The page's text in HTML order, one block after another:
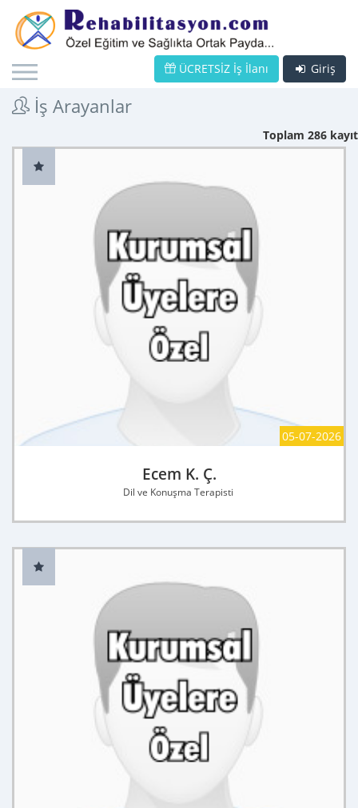
Giriş
ÜCRETSİZ İş İlanı
İş Arayanlar
Toplam 286 kayıt
05-07-2026
Ecem K. Ç.
Dil ve Konuşma Terapisti